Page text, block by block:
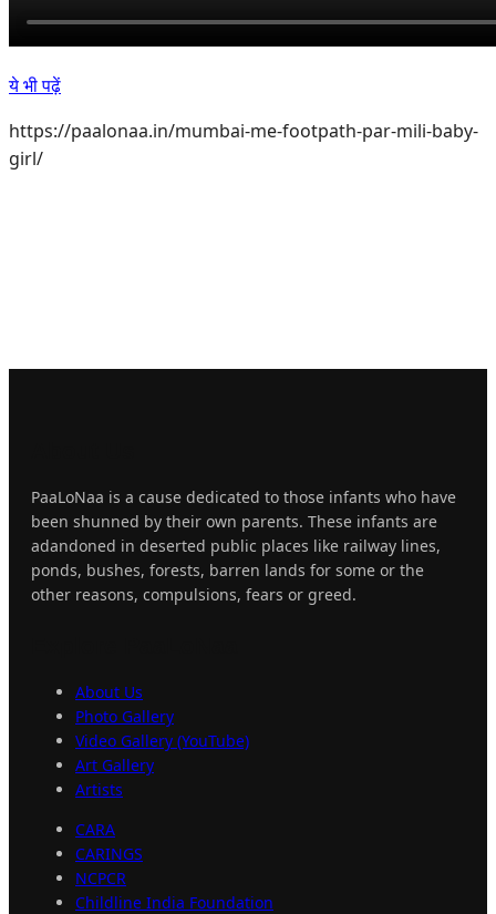
ये भी पढ़ें
https://paalonaa.in/mumbai-me-footpath-par-mili-baby-
girl/
PaaLoNaa is a cause dedicated to those infants who have
been shunned by their own parents. These infants are
adandoned in deserted public places like railway lines,
ponds, bushes, forests, barren lands for some or the
other reasons, compulsions, fears or greed.
About Us
Photo Gallery
Video Gallery (YouTube)
Art Gallery
Artists
CARA
CARINGS
NCPCR
Childline India Foundation